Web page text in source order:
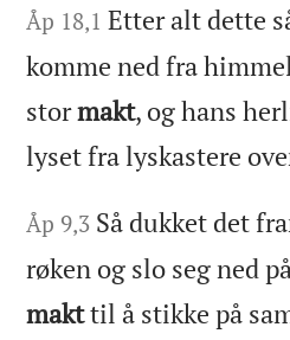
Åp 18,1 Etter alt dette
komme ned fra
stormakt, og hans
lyset fra lyskastere
Åp 9,3 Så dukket det
røken og slo seg ned
makttil å stikke på